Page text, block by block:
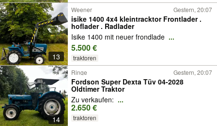
13
Weener Gestern, 20:07
isike 1400 4x4 kleintracktor Frontlader .
hoflader . Radlader
Isike 1400 mit neuer frondlade ...
5.500 €
traktoren
14
Ringe Gestern, 20:07
Fordson Super Dexta Tüv 04-2028
Oldtimer Traktor
Zu verkaufen: ...
2.650 €
traktoren